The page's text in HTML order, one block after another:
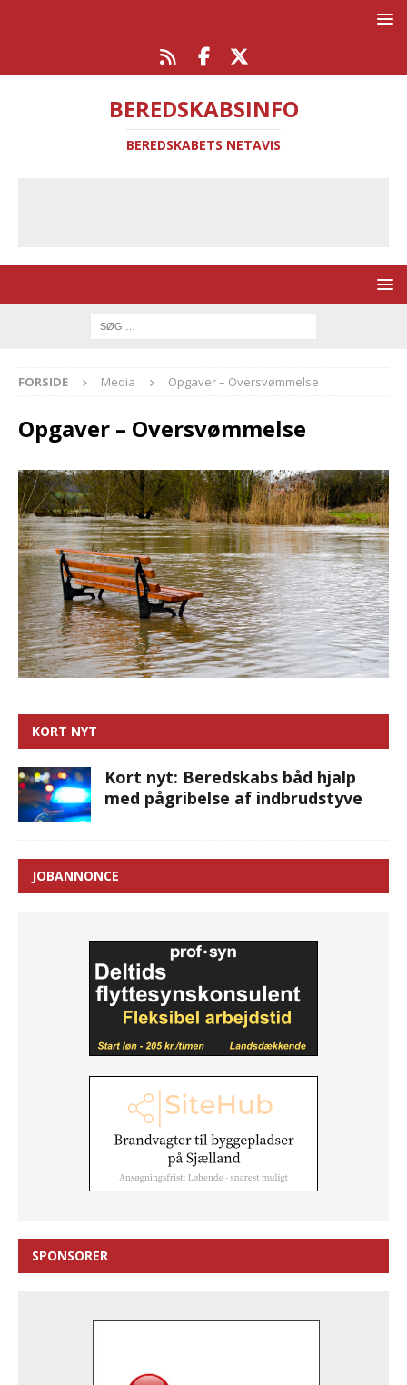
BEREDSKABSINFO
BEREDSKABETS NETAVIS
FORSIDE Media Opgaver – Oversvømmelse
Opgaver – Oversvømmelse
KORT NYT
Kort nyt: Beredskabs båd hjalp
med pågribelse af indbrudstyve
JOBANNONCE
SPONSORER